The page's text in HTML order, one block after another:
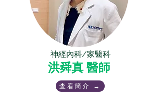
神經內科/家醫科
洪舜真 醫師
查看簡介 →